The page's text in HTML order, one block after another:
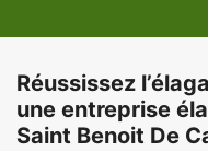
Réussissez
une entreprise
Saint Benoit De